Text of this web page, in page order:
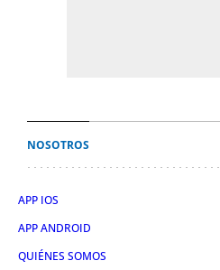
NOSOTROS
APP IOS
APP ANDROID
QUIÉNES SOMOS